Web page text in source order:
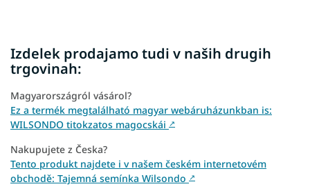
Izdelek prodajamo tudi v naših drugih
trgovinah:
Magyarországról vásárol?
Ez a termék megtalálható magyar webáruházunkban is:
WILSONDO titokzatos magocskái ↗
Nakupujete z Česka?
Tento produkt najdete i v našem českém internetovém
obchodě: Tajemná semínka Wilsondo ↗